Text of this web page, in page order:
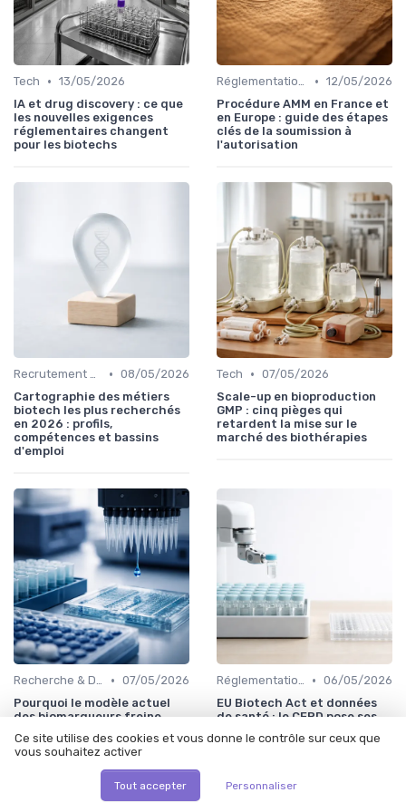
Tech • 13/05/2026
IA et drug discovery : ce que
les nouvelles exigences
réglementaires changent
pour les biotechs
Réglementations & Conformité • 12/05/2026
Procédure AMM en France et
en Europe : guide des étapes
clés de la soumission à
l'autorisation
Recrutement & Talents • 08/05/2026
Cartographie des métiers
biotech les plus recherchés
en 2026 : profils,
compétences et bassins
d'emploi
Tech • 07/05/2026
Scale-up en bioproduction
GMP : cinq pièges qui
retardent la mise sur le
marché des biothérapies
Recherche & Développement • 07/05/2026
Pourquoi le modèle actuel
des biomarqueurs freine
précision
Réglementations & Conformité • 06/05/2026
EU Biotech Act et données
de santé : le CEPD pose ses
l'harmonisation des essais
Ce site utilise des cookies et vous donne le contrôle sur ceux que
vous souhaitez activer
Tout accepter Personnaliser